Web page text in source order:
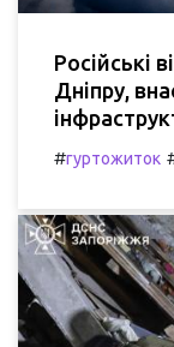
Російські
Дніпру,
#гуртожиток